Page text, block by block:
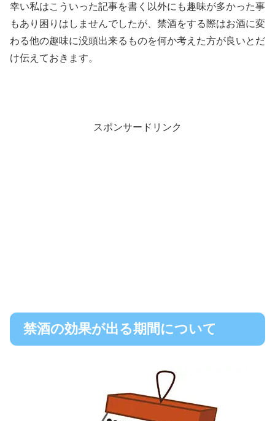
幸い私はこういった記事を書く以外にも趣味が多かった事
もあり困りはしませんでしたが、禁酒をする際はお酒に変
わる他の趣味に没頭出来るものを何か考えた方が良いとだ
け伝えておきます。
スポンサードリンク
禁酒の効果が出る期間について